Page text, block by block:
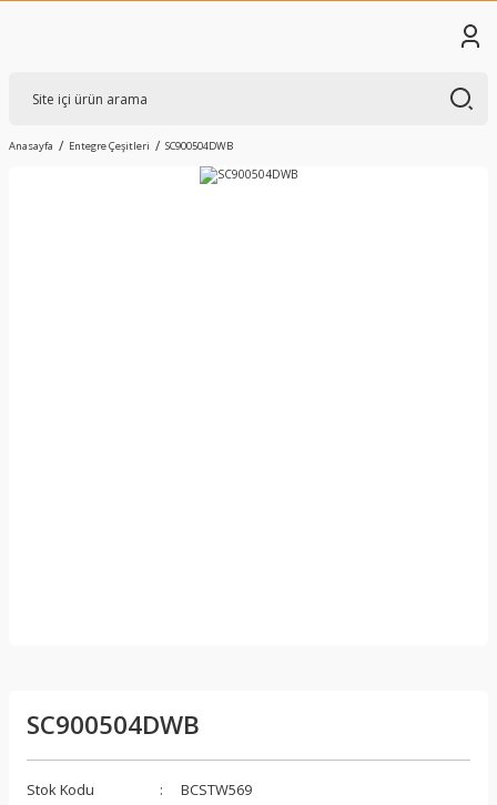
Anasayfa Entegre Çeşitleri SC900504DWB
SC900504DWB
Stok Kodu
BCSTW569